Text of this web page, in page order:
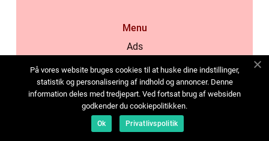
Menu
Ads
Cookies
Contact
Sitemap
På vores website bruges cookies til at huske dine indstillinger,
statistik og personalisering af indhold og annoncer. Denne
information deles med tredjepart. Ved fortsat brug af websiden
godkender du cookiepolitikken.
Ok Privatlivspolitik